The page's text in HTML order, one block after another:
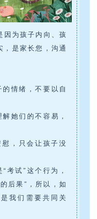
因为孩子内向、孩
是家长您，沟通
情绪，不要以自
她们的不容易，
，只会让孩子没
考试”这个行为，
后果”，所以，如
我们需要共同关